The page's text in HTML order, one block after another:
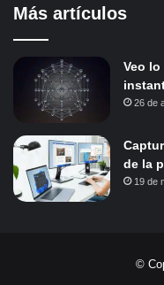
Más artículos
Veo
26 de
de la
19 de
©